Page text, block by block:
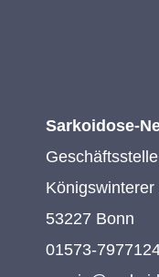
Sarkoidose-
Geschäftsstelle
Königswinterer
53227 Bonn
01573-